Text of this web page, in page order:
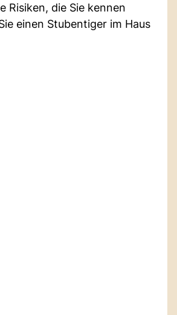
Risiken, die Sie kennen
einen Stubentiger im Haus